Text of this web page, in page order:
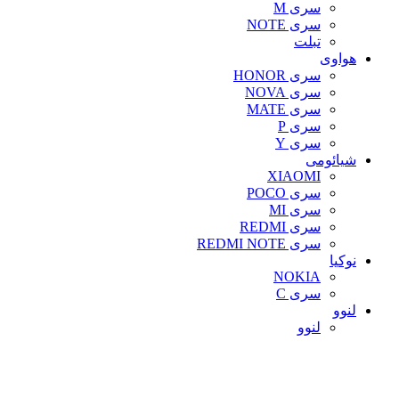
سری M
سری NOTE
تبلت
هواوی
سری HONOR
سری NOVA
سری MATE
سری P
سری Y
شیائومی
XIAOMI
سری POCO
سری MI
سری REDMI
سری REDMI NOTE
نوکیا
NOKIA
سری C
لنوو
لنوو